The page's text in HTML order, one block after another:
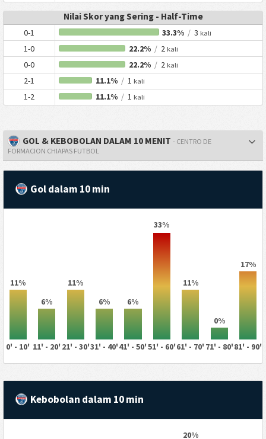
Nilai Skor yang Sering - Half-Time
0-1 33.3% / 3 kali
1-0 22.2% /2 kali
0-0 22.2% /2 kali
2-1 11.1% /1 kali
1-2 11.1% /1 kali
GOL & KEBOBOLAN DALAM 10 MENIT - CENTRO DE
FORMACION CHIAPAS FUTBOL
Gol dalam 10 min
11%
6%
11%
6%
6%
33%
11%
0%
17%
0' - 10' 11' - 20' 21' - 30'31' - 40'41' - 50'51' - 60'61' - 70' 71' - 80'81' - 90'
Kebobolan dalam 10 min
20%